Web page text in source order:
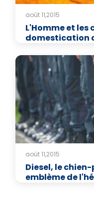
août 11,2015
L'Homme et les
domestication
août 11,2015
Diesel, le
emblème de